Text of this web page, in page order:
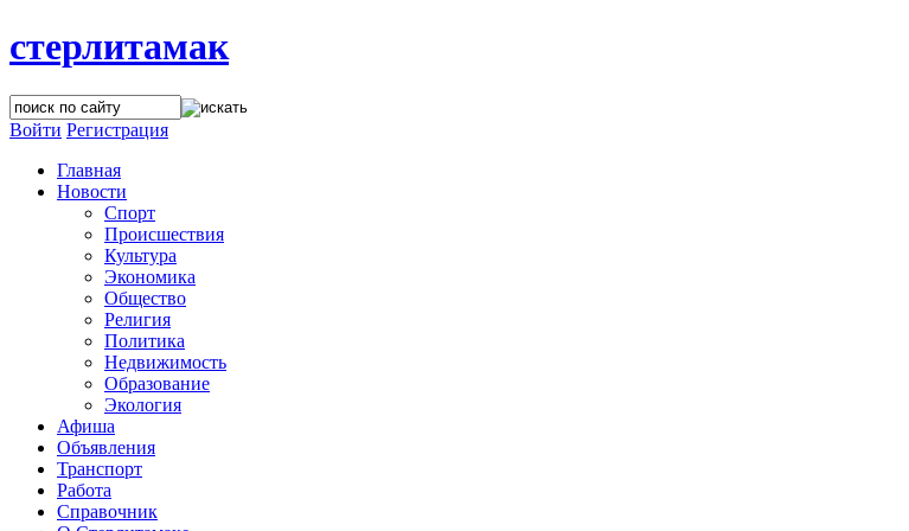
стерлитамак
Войти Регистрация
Главная
Новости
Спорт
Происшествия
Культура
Экономика
Общество
Религия
Политика
Недвижимость
Образование
Экология
Афиша
Объявления
Транспорт
Работа
Справочник